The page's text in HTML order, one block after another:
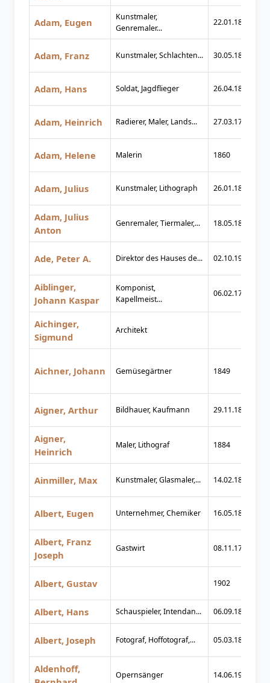
Adam, Eugen
Kunstmaler,
Genremaler...
22.01.1817
Adam, Franz Kunstmaler, Schlachten... 30.05.1815
Adam, Hans Soldat, Jagdflieger 26.04.1886
Adam, Heinrich Radierer, Maler, Lands... 27.03.1787
Adam, Helene Malerin 1860
Adam, Julius Kunstmaler, Lithograph 26.01.1821
Adam, Julius
Anton
Genremaler, Tiermaler,... 18.05.1852
Ade, Peter A. Direktor des Hauses de... 02.10.1913
Aiblinger,
Johann Kaspar
Komponist,
Kapellmeist...
06.02.1779
Aichinger,
Sigmund
Architekt
Aichner, Johann Gemüsegärtner 1849
Aigner, Arthur Bildhauer, Kaufmann 29.11.1876
Aigner,
Heinrich
Maler, Lithograf 1884
Ainmiller, Max Kunstmaler, Glasmaler,... 14.02.1807
Albert, Eugen Unternehmer, Chemiker 16.05.1856
Albert, Franz
Joseph
Gastwirt 08.11.1726
Albert, Gustav 1902
Albert, Hans Schauspieler, Intendan... 06.09.1851
Albert, Joseph Fotograf, Hoffotograf,... 05.03.1825
Aldenhoff,
Opernsänger 14.06.1908